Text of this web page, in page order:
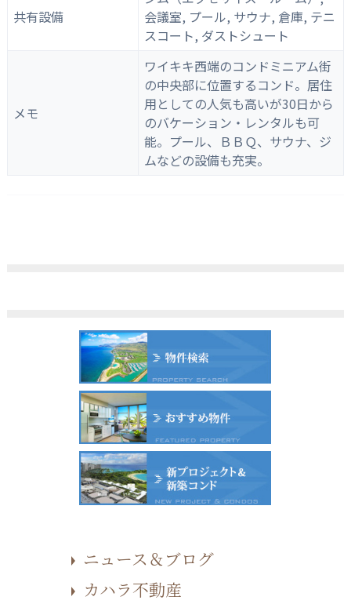
共有設備
会議室, プール, サウナ, 倉庫, テニ
スコート, ダストシュート
メモ
ワイキキ西端のコンドミニアム街
の中央部に位置するコンド。居住
用としての人気も高いが30日から
のバケーション・レンタルも可
能。プール、ＢＢＱ、サウナ、ジ
ムなどの設備も充実。
ニュース＆ブログ
カハラ不動産